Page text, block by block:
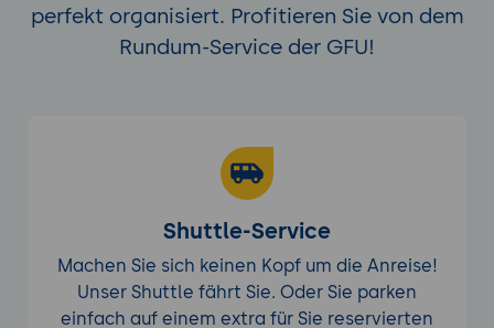
Exportfunktionen: Schritt-für-Schritt-
Anleitung.
Einführung in Performance-Tuning:
Nutzung von Optimierungstechniken
zur Verbesserung der Modellleistung.
Performance-Monitoring-Tools.
Best Practices: Sicherstellung der
perfekt organisiert. Profitieren Sie von dem
Rundum-Service der GFU!
Shuttle-Service
Machen Sie sich keinen Kopf um die Anreise!
Unser Shuttle fährt Sie. Oder Sie parken
einfach auf einem extra für Sie reservierten